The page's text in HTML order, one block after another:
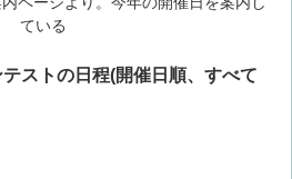
ている
ストの日程(開催日順、すべて